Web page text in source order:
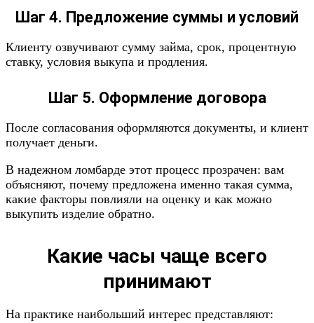
Шаг 4. Предложение суммы и условий
Клиенту озвучивают сумму займа, срок, процентную
ставку, условия выкупа и продления.
Шаг 5. Оформление договора
После согласования оформляются документы, и клиент
получает деньги.
В надежном ломбарде этот процесс прозрачен: вам
объясняют, почему предложена именно такая сумма,
какие факторы повлияли на оценку и как можно
выкупить изделие обратно.
Какие часы чаще всего
принимают
На практике наибольший интерес представляют: